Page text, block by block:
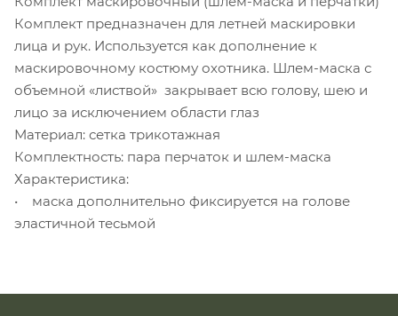
Комплект предназначен для летней маскировки
лица и рук. Используется как дополнение к
маскировочному костюму охотника. Шлем-маска с
объемной «листвой» закрывает всю голову, шею и
лицо за исключением области глаз
Материал: сетка трикотажная
Комплектность: пара перчаток и шлем-маска
Характеристика:
• маска дополнительно фиксируется на голове
эластичной тесьмой